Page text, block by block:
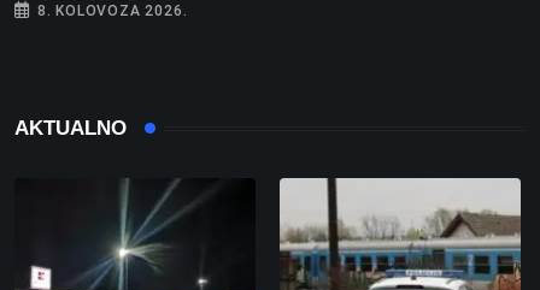
8. KOLOVOZA 2026.
AKTUALNO